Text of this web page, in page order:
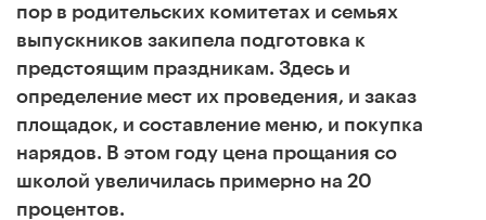
пор в родительских комитетах и семьях
выпускников закипела подготовка к
предстоящим праздникам. Здесь и
определение мест их проведения, и заказ
площадок, и составление меню, и покупка
нарядов. В этом году цена прощания со
школой увеличилась примерно на 20
процентов.